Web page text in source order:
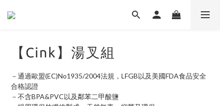
【Cink】湯叉組
－通過歐盟(EC)No1935/2004法規，LFGB以及美國FDA食品安全
合格認證
－不含BPA&PVC以及鄰苯二甲酸鹽